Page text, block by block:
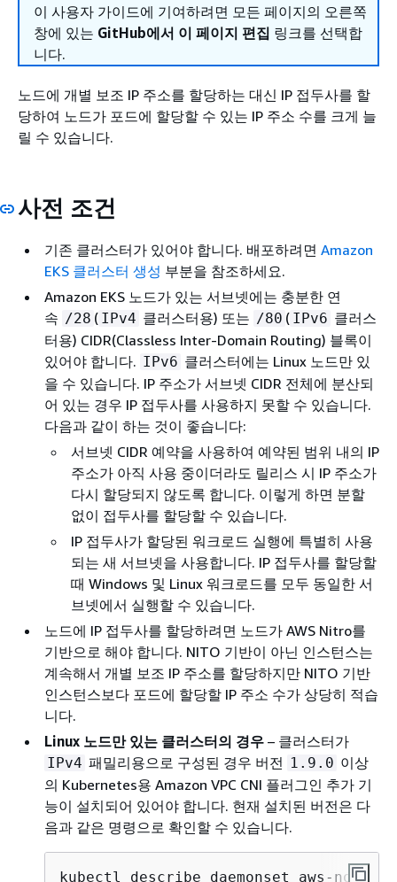
이 사용자 가이드에 기여하려면 모든 페이지의 오른쪽
창에 있는 GitHub에서 이 페이지 편집 링크를 선택합
니다.
노드에 개별 보조 IP 주소를 할당하는 대신 IP 접두사를 할
당하여 노드가 포드에 할당할 수 있는 IP 주소 수를 크게 늘
릴 수 있습니다.
사전 조건
기존 클러스터가 있어야 합니다. 배포하려면 Amazon
EKS 클러스터 생성 부분을 참조하세요.
Amazon EKS 노드가 있는 서브넷에는 충분한 연
속 /28 ( IPv4 클러스터용) 또는 /80 ( IPv6 클러스
터용) CIDR(Classless Inter-Domain Routing) 블록이
있어야 합니다. IPv6 클러스터에는 Linux 노드만 있
을 수 있습니다. IP 주소가 서브넷 CIDR 전체에 분산되
어 있는 경우 IP 접두사를 사용하지 못할 수 있습니다.
다음과 같이 하는 것이 좋습니다:
서브넷 CIDR 예약을 사용하여 예약된 범위 내의 IP
주소가 아직 사용 중이더라도 릴리스 시 IP 주소가
다시 할당되지 않도록 합니다. 이렇게 하면 분할
없이 접두사를 할당할 수 있습니다.
IP 접두사가 할당된 워크로드 실행에 특별히 사용
되는 새 서브넷을 사용합니다. IP 접두사를 할당할
때 Windows 및 Linux 워크로드를 모두 동일한 서
브넷에서 실행할 수 있습니다.
노드에 IP 접두사를 할당하려면 노드가 AWS Nitro를
기반으로 해야 합니다. NITO 기반이 아닌 인스턴스는
계속해서 개별 보조 IP 주소를 할당하지만 NITO 기반
인스턴스보다 포드에 할당할 IP 주소 수가 상당히 적습
니다.
Linux 노드만 있는 클러스터의 경우 – 클러스터가
IPv4 패밀리용으로 구성된 경우 버전 1.9.0 이상
의 Kubernetes용 Amazon VPC CNI 플러그인 추가 기
능이 설치되어 있어야 합니다. 현재 설치된 버전은 다
음과 같은 명령으로 확인할 수 있습니다.
kubectl describe daemonset aws-node